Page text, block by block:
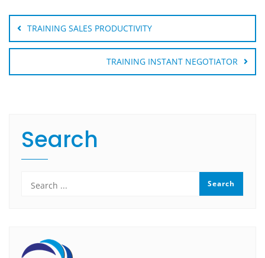
Post
navigation
TRAINING SALES PRODUCTIVITY
TRAINING INSTANT NEGOTIATOR
Search